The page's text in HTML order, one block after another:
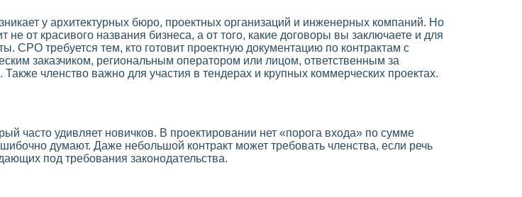
у архитектурных бюро, проектных организаций и инженерных компаний. Но
не от красивого названия бизнеса, а от того, какие договоры вы заключаете и для
СРО требуется тем, кто готовит проектную документацию по контрактам с
заказчиком, региональным оператором или лицом, ответственным за
Также членство важно для участия в тендерах и крупных коммерческих проектах.
часто удивляет новичков. В проектировании нет «порога входа» по сумме
думают. Даже небольшой контракт может требовать членства, если речь
под требования законодательства.